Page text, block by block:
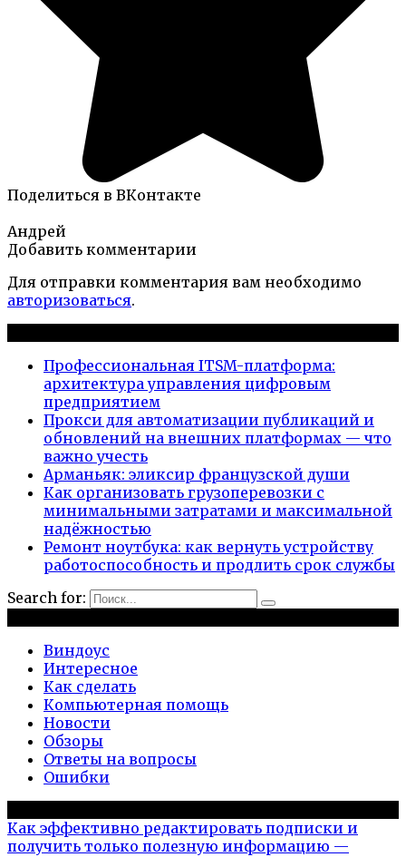
Поделиться в ВКонтакте
Андрей
Добавить комментарии
Для отправки комментария вам необходимо
авторизоваться.
Профессиональная ITSM-платформа:
архитектура управления цифровым
предприятием
Прокси для автоматизации публикаций и
обновлений на внешних платформах — что
важно учесть
Арманьяк: эликсир французской души
Как организовать грузоперевозки с
минимальными затратами и максимальной
надёжностью
Ремонт ноутбука: как вернуть устройству
работоспособность и продлить срок службы
Search for:
Виндоус
Интересное
Как сделать
Компьютерная помощь
Новости
Обзоры
Ответы на вопросы
Ошибки
Как эффективно редактировать подписки и
получить только полезную информацию —